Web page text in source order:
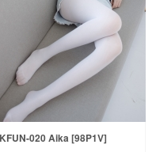
020 Aika [98P1V]